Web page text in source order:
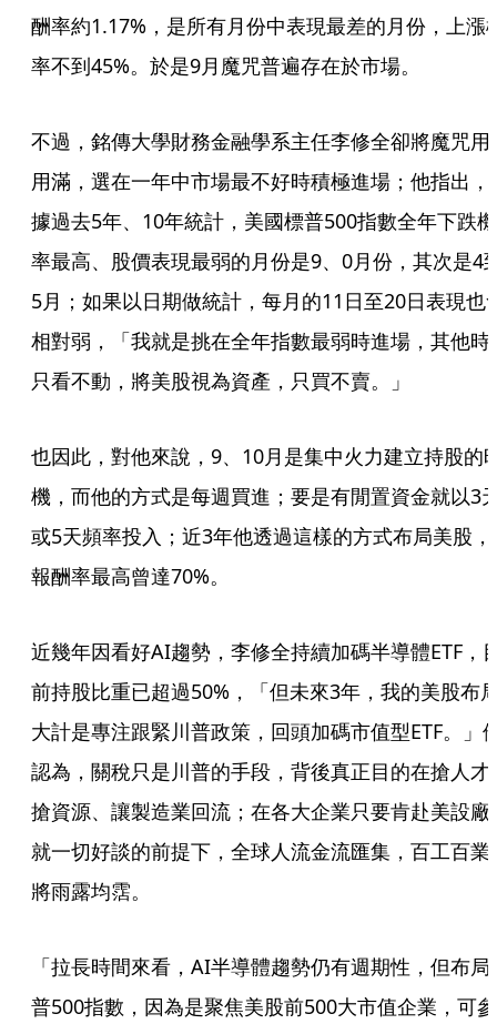
酬率約1.17%，是所有月份中表現最差的月份，上漲
率不到45%。於是9月魔咒普遍存在於市場。
不過，銘傳大學財務金融學系主任李修全卻將魔咒用
用滿，選在一年中市場最不好時積極進場；他指出，
據過去5年、10年統計，美國標普500指數全年下跌機
率最高、股價表現最弱的月份是9、0月份，其次是4
5月；如果以日期做統計，每月的11日至20日表現也
相對弱，「我就是挑在全年指數最弱時進場，其他時
只看不動，將美股視為資產，只買不賣。」
也因此，對他來說，9、10月是集中火力建立持股的
機，而他的方式是每週買進；要是有閒置資金就以3
或5天頻率投入；近3年他透過這樣的方式布局美股，
報酬率最高曾達70%。
近幾年因看好AI趨勢，李修全持續加碼半導體ETF，
前持股比重已超過50%，「但未來3年，我的美股布
大計是專注跟緊川普政策，回頭加碼市值型ETF。」
認為，關稅只是川普的手段，背後真正目的在搶人才
搶資源、讓製造業回流；在各大企業只要肯赴美設廠
就一切好談的前提下，全球人流金流匯集，百工百業
將雨露均霑。
「拉長時間來看，AI半導體趨勢仍有週期性，但布局
普500指數，因為是聚焦美股前500大市值企業，可參